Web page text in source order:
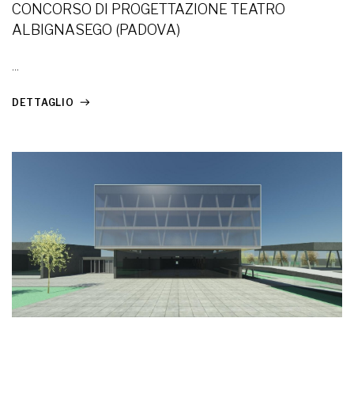
CONCORSO DI PROGETTAZIONE TEATRO
ALBIGNASEGO (PADOVA)
...
DETTAGLIO